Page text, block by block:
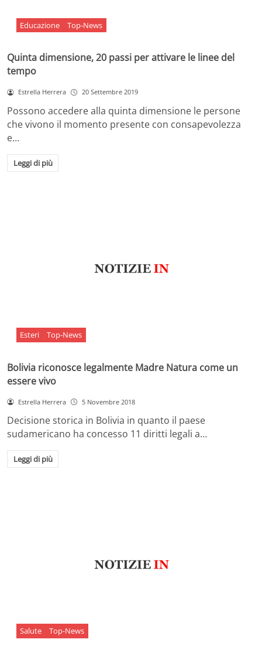
Educazione Top-News
Quinta dimensione, 20 passi per attivare le linee del
tempo
Estrella Herrera 20 Settembre 2019
Possono accedere alla quinta dimensione le persone
che vivono il momento presente con consapevolezza
e…
Leggi di più
Esteri Top-News
Bolivia riconosce legalmente Madre Natura come un
essere vivo
Estrella Herrera 5 Novembre 2018
Decisione storica in Bolivia in quanto il paese
sudamericano ha concesso 11 diritti legali a…
Leggi di più
Salute Top-News